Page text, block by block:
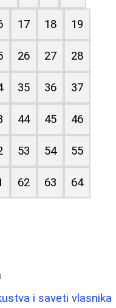
17 18 19
26 27 28
35 36 37
44 45 46
53 54 55
62 63 64
i saveti vlasnika